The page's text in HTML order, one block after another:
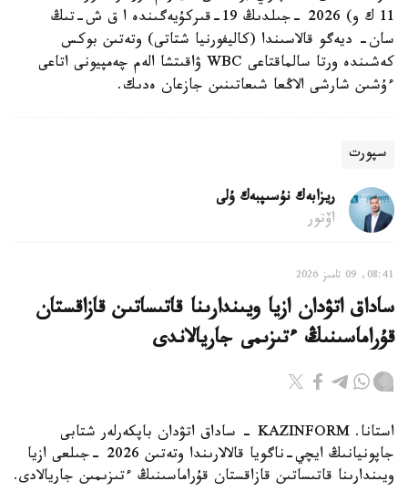
11 ك و) 2026 -جىلدىڭ 19-قىركۇيەگىندە ا ق ش-تىڭ
سان- ديەگو قالاسىندا (كاليفورنيا شتاتى) وتەتىن بوكس
كەشىندە ورتا سالماقتاعى WBC ۋاقىتشا الەم چەمپيونى اتاعى
ءۇشىن شارشى الاڭعا شىعاتىنىن جازعان ەدىك.
سپورت
ريزابەك نۇسىپبەك ۇلى
اۆتور
08:41, 09 تامىز 2026
ساداق اتۋدان ازيا ويىندارىنا قاتىساتىن قازاقستان
قۇراماسىنىڭ ءتىزىمى جاريالاندى
استانا. KAZINFORM - ساداق اتۋدان باپكەرلەر شتابى
جاپونيانىڭ ايچي-ناگويا قالالارىندا وتەتىن 2026 -جىلعى ازيا
ويىندارىنا قاتىساتىن قازاقستان قۇراماسىنىڭ ءتىزىمىن جاريالادى.